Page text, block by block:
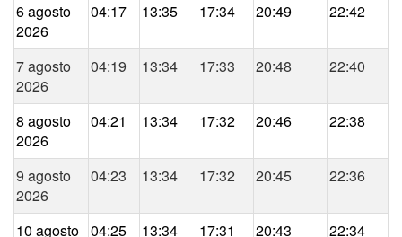
6 agosto
2026
04:17 13:35 17:34 20:49 22:42
7 agosto
2026
04:19 13:34 17:33 20:48 22:40
8 agosto
2026
04:21 13:34 17:32 20:46 22:38
9 agosto
2026
04:23 13:34 17:32 20:45 22:36
10 agosto 04:25 13:34 17:31 20:43 22:34